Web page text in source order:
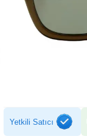
Yetkili Satıcı